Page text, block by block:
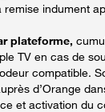
indument
plateforme,
TV en cas de
compatible.
d’Orange
et activation du